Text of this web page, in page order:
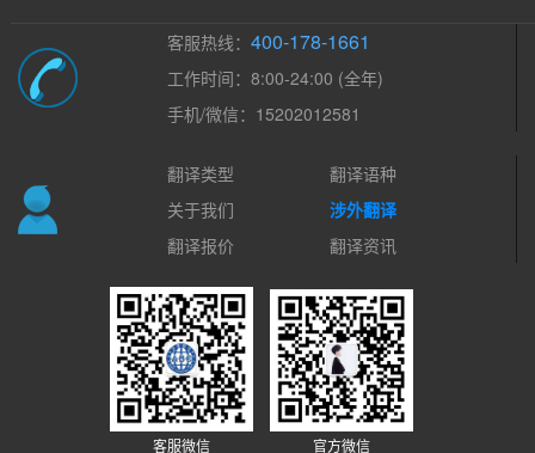
客服热线：400-178-1661
工作时间：8:00-24:00 (全年)
手机/微信：15202012581
翻译类型
翻译语种
关于我们
涉外翻译
翻译报价
翻译资讯
客服微信 官方微信